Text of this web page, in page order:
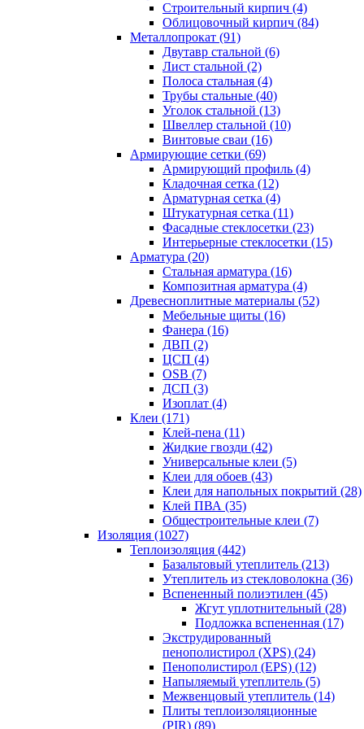
Строительный кирпич (4)
Облицовочный кирпич (84)
Металлопрокат (91)
Двутавр стальной (6)
Лист стальной (2)
Полоса стальная (4)
Трубы стальные (40)
Уголок стальной (13)
Швеллер стальной (10)
Винтовые сваи (16)
Армирующие сетки (69)
Армирующий профиль (4)
Кладочная сетка (12)
Арматурная сетка (4)
Штукатурная сетка (11)
Фасадные стеклосетки (23)
Интерьерные стеклосетки (15)
Арматура (20)
Стальная арматура (16)
Композитная арматура (4)
Древесноплитные материалы (52)
Мебельные щиты (16)
Фанера (16)
ДВП (2)
ЦСП (4)
OSB (7)
ДСП (3)
Изоплат (4)
Клеи (171)
Клей-пена (11)
Жидкие гвозди (42)
Универсальные клеи (5)
Клеи для обоев (43)
Клеи для напольных покрытий (28)
Клей ПВА (35)
Общестроительные клеи (7)
Изоляция (1027)
Теплоизоляция (442)
Базальтовый утеплитель (213)
Утеплитель из стекловолокна (36)
Вспененный полиэтилен (45)
Жгут уплотнительный (28)
Подложка вспененная (17)
Экструдированный
пенополистирол (XPS) (24)
Пенополистирол (EPS) (12)
Напыляемый утеплитель (5)
Межвенцовый утеплитель (14)
Плиты теплоизоляционные
(PIR) (89)